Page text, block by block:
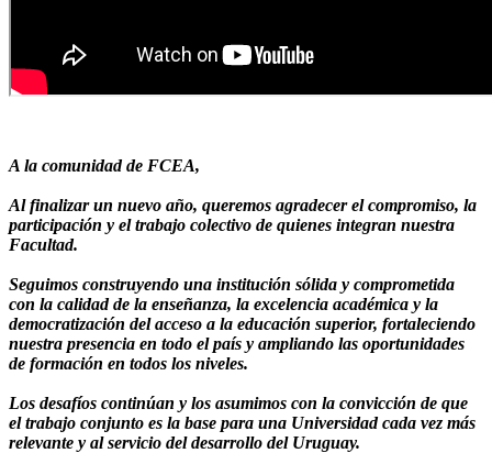
A la comunidad de FCEA,
Al finalizar un nuevo año, queremos agradecer el compromiso, la
participación y el trabajo colectivo de quienes integran nuestra
Facultad.
Seguimos construyendo una institución sólida y comprometida
con la calidad de la enseñanza, la excelencia académica y la
democratización del acceso a la educación superior, fortaleciendo
nuestra presencia en todo el país y ampliando las oportunidades
de formación en todos los niveles.
Los desafíos continúan y los asumimos con la convicción de que
el trabajo conjunto es la base para una Universidad cada vez más
relevante y al servicio del desarrollo del Uruguay.